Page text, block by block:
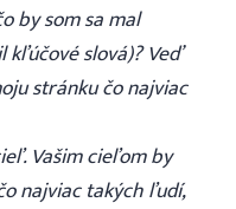
by som sa mal
slová)? Veď
stránku čo najviac
Vašim cieľom by
najviac takých ľudí,